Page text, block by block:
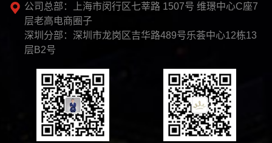
公司总部：上海市闵行区七莘路 1507号 维璟中心C座7
层老高电商圈子
深圳分部：深圳市龙岗区吉华路489号乐荟中心12栋13
层B2号